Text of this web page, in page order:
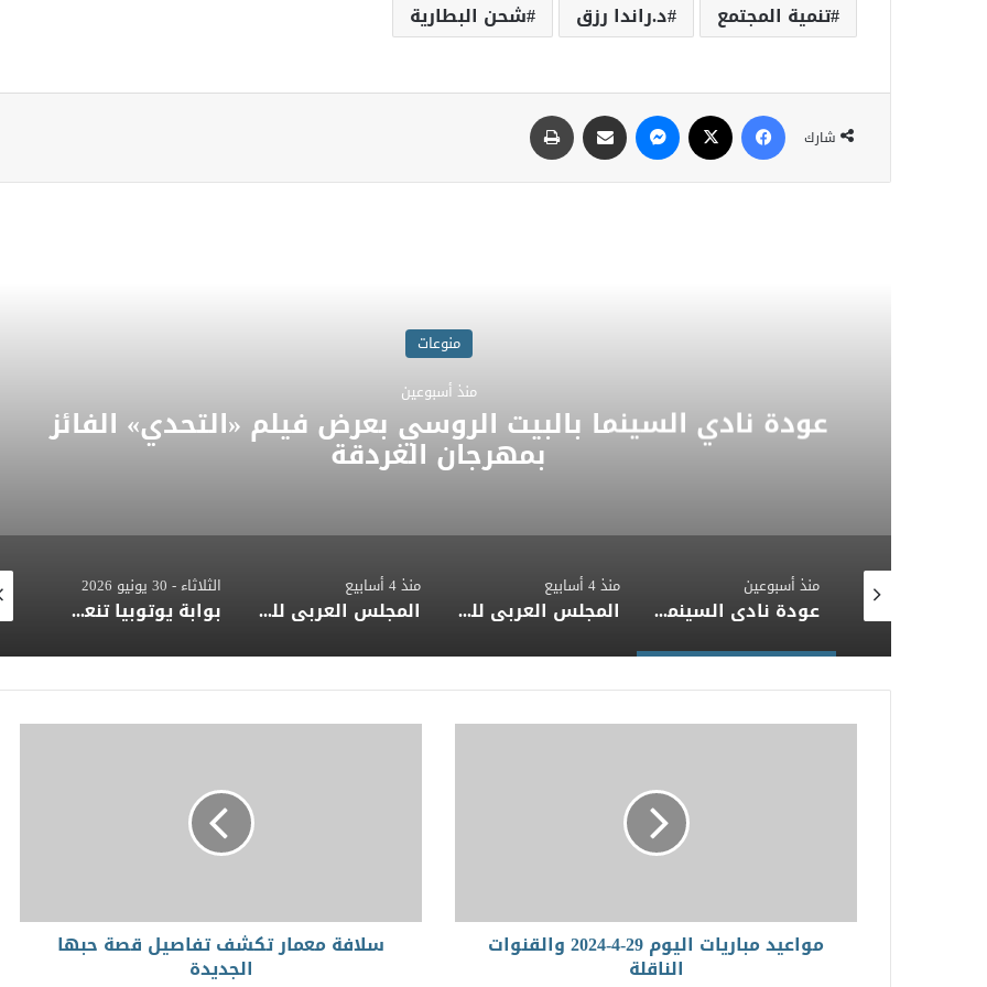
تنمية المجتمع
د.راندا رزق شحن البطارية
شارك
منوعات
منذ 4 أسابيع
المجلس العربي للمسؤولية المجتمعية يعزي أمير دولة قطر
في وفاة الأمير الوالد ويؤكد مشاطرته للأشقاء أحزانهم
عودة نادي السينما بالبيت الروسي بعرض فيلم «التحدي» الفائز بمهرجان الغردقة
منذ 4 أسابيع
المجلس العربي للمسؤولية المجتمعية يعزي أمير دولة قطر في وفاة الأمير الوالد ويؤكد مشاطرته للأشقاء أحزانهم
منذ 4 أسابيع
المجلس العربي للمسؤولية المجتمعية يهنئ المصرفي وليد الشربيني بمنصبه الجديد في بنك التنمية الصناعية
الثلاثاء - 30 يونيو 2026
بوابة يوتوبيا تنعي زوج الدكتورة نيفين الكيلاني وزير الثقافة الأسبق
منذ 3 ساعات
القومي للمسرح يحتفي بمسيرة الفنان محمد عزت
مواعيد مباريات اليوم 29-4-2024 والقنوات
الناقلة
سلافة معمار تكشف تفاصيل قصة حبها
الجديدة